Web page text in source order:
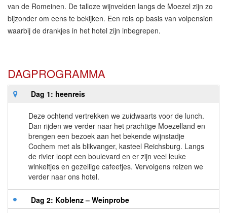
van de Romeinen. De talloze wijnvelden langs de Moezel zijn zo
bijzonder om eens te bekijken. Een reis op basis van volpension
waarbij de drankjes in het hotel zijn inbegrepen.
DAGPROGRAMMA
Dag 1: heenreis
Deze ochtend vertrekken we zuidwaarts voor de lunch.
Dan rijden we verder naar het prachtige Moezelland en
brengen een bezoek aan het bekende wijnstadje
Cochem met als blikvanger, kasteel Reichsburg. Langs
de rivier loopt een boulevard en er zijn veel leuke
winkeltjes en gezellige cafeetjes. Vervolgens reizen we
verder naar ons hotel.
Dag 2: Koblenz – Weinprobe